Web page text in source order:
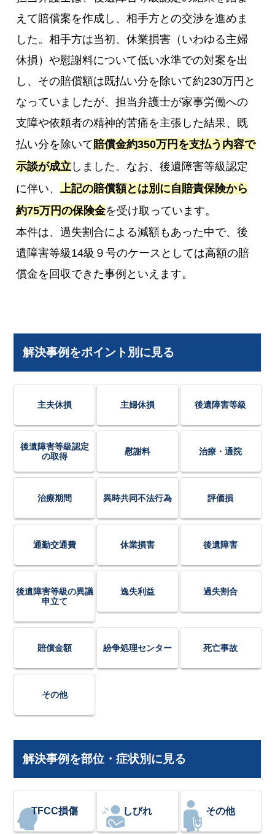
えて賠償案を作成し、相手方との交渉を進めま
した。相手方は当初、休業損害（いわゆる主婦
休損）や慰謝料について低い水準での対案を出
し、その賠償額は既払い分を除いて約230万円と
なっていましたが、担当弁護士が家事労働への
支障や依頼者の精神的苦痛を主張した結果、既
払い分を除いて賠償金約350万円を支払う内容で
示談が成立 しました。なお、後遺障害等級認定
に伴い、上記の賠償額とは別に自賠責保険から
約75万円の保険金を受け取っています。
本件は、過失割合による減額もあった中で、後
遺障害等級14級９号のケースとしては高額の賠
償金を回収できた事例といえます。
解決事例をポイント別に見る
主夫休損 主婦休損 後遺障害等級
後遺障害等級認定
の取得
慰謝料 治療・通院
治療期間 異時共同不法行為 評価損
通勤交通費 休業損害 後遺障害
後遺障害等級の異議
申立て
逸失利益 過失割合
賠償金額 紛争処理センター 死亡事故
その他
解決事例を部位・症状別に見る
TFCC損傷 しびれ その他